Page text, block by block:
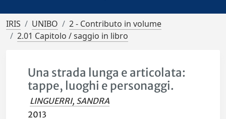
IRIS UNIBO
2 - Contributo in volume
2.01 Capitolo / saggio in libro
Una strada lunga e articolata:
tappe, luoghi e personaggi.
LINGUERRI, SANDRA
2013